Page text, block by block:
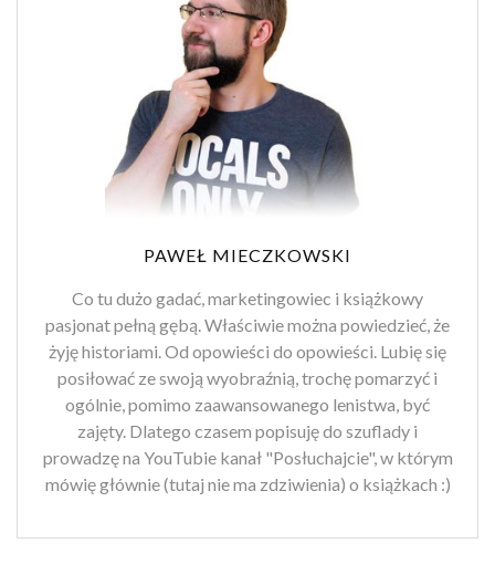
PAWEŁ MIECZKOWSKI
Co tu dużo gadać, marketingowiec i książkowy
pasjonat pełną gębą. Właściwie można powiedzieć, że
żyję historiami. Od opowieści do opowieści. Lubię się
posiłować ze swoją wyobraźnią, trochę pomarzyć i
ogólnie, pomimo zaawansowanego lenistwa, być
zajęty. Dlatego czasem popisuję do szuflady i
prowadzę na YouTubie kanał "Posłuchajcie", w którym
mówię głównie (tutaj nie ma zdziwienia) o książkach :)